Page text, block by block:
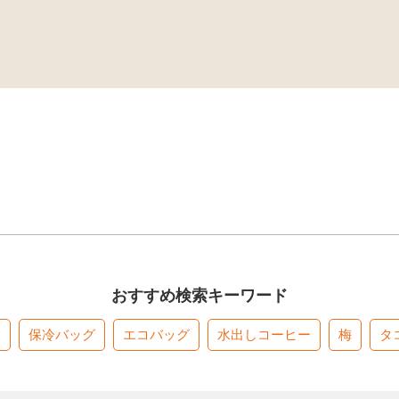
おすすめ検索キーワード
保冷バッグ エコバッグ 水出しコーヒー 梅 タ